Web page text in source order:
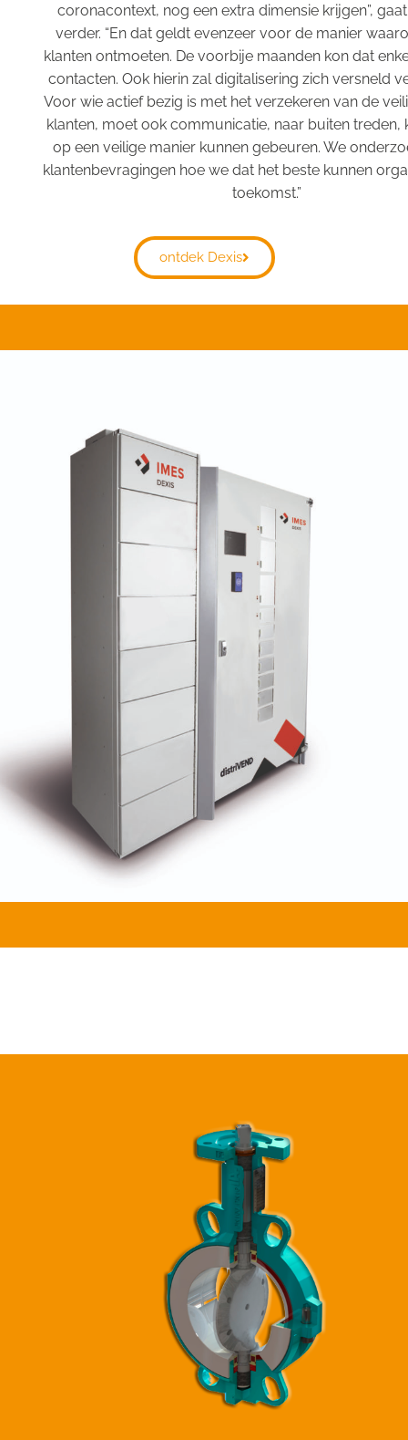
coronacontext, nog een extra dimensie krijgen”,
verder. “En dat geldt evenzeer voor de manier
klanten ontmoeten. De voorbije maanden kon dat
contacten. Ook hierin zal digitalisering zich versneld
Voor wie actief bezig is met het verzekeren van de
klanten, moet ook communicatie, naar buiten treden,
op een veilige manier kunnen gebeuren. We
klantenbevragingen hoe we dat het beste kunnen
toekomst.”
ontdek Dexis